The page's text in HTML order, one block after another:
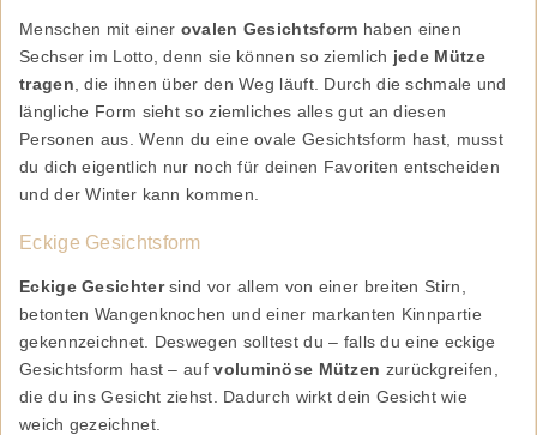
Menschen mit einer ovalen Gesichtsform haben einen
Sechser im Lotto, denn sie können so ziemlich jede Mütze
tragen , die ihnen über den Weg läuft. Durch die schmale und
längliche Form sieht so ziemliches alles gut an diesen
Personen aus. Wenn du eine ovale Gesichtsform hast, musst
du dich eigentlich nur noch für deinen Favoriten entscheiden
und der Winter kann kommen.
Eckige Gesichtsform
Eckige Gesichtersind vor allem von einer breiten Stirn,
betonten Wangenknochen und einer markanten Kinnpartie
gekennzeichnet. Deswegen solltest du – falls du eine eckige
Gesichtsform hast – aufvoluminöse Mützen zurückgreifen,
die du ins Gesicht ziehst. Dadurch wirkt dein Gesicht wie
weich gezeichnet.